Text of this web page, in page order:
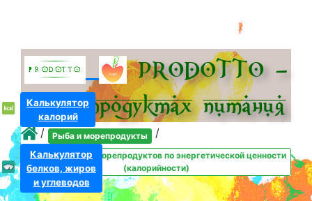
PRODOTTO –
всё о про­дуктах питания
/ Рыба и морепродукты /
Рейтинг рыбы и морепродуктов по энергетической ценности
(калорийности)
Калькулятор
калорий
Калькулятор
белков, жиров
и углеводов